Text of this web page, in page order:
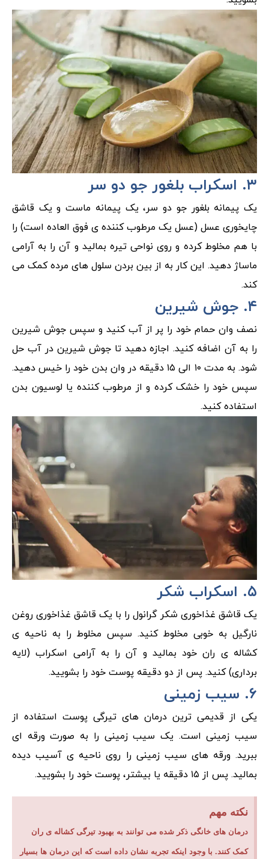
۳. اسکراب بلغور جو دو سر
یک پیمانه بلغور جو دو سر، یک پیمانه ماست و یک قاشق
چایخوری عسل (عسل یک مرطوب کننده ی فوق العاده است) را
با هم مخلوط کرده و روی نواحی تیره بمالید و آن را به آرامی
ماساژ دهید. این کار به از بین بردن سلول های مرده کمک می
کند.
۴. جوش شیرین
نصف وان حمام خود را پر از آب کنید و سپس جوش شیرین
را به آن اضافه کنید. اجازه دهید تا جوش شیرین در آب حل
شود. به مدت ۱۰ الی ۱۵ دقیقه در وان بدن خود را خیس دهید.
سپس خود را خشک کرده و از مرطوب کننده یا لوسیون بدن
استفاده کنید.
۵. اسکراب شکر
یک قاشق غذاخوری شکر گرانول را با یک قاشق غذاخوری روغن
نارگیل به خوبی مخلوط کنید. سپس مخلوط را به ناحیه ی
کشاله ی ران خود بمالید و آن را به آرامی اسکراب (لایه
برداری) کنید. پس از دو دقیقه پوست خود را بشویید.
۶. سیب زمینی
یکی از قدیمی ترین درمان های تیرگی پوست استفاده از
سیب زمینی است. یک سیب زمینی را به صورت ورقه ای
ببرید. ورقه های سیب زمینی را روی ناحیه ی آسیب دیده
بمالید. پس از ۱۵ دقیقه یا بیشتر، پوست خود را بشویید.
نکته مهم
درمان های خانگی ذکر شده می توانند به بهبود تیرگی کشاله ی ران
کمک کنند. با وجود اینکه تجربه نشان داده است که این درمان ها بسیار